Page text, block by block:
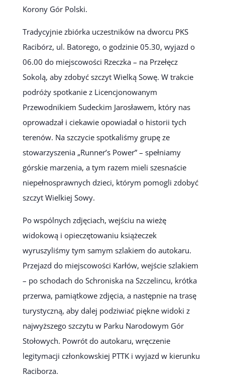
Korony Gór Polski.
Tradycyjnie zbiórka uczestników na dworcu PKS
Racibórz, ul. Batorego, o godzinie 05.30, wyjazd o
06.00 do miejscowości Rzeczka – na Przełęcz
Sokolą, aby zdobyć szczyt Wielką Sowę. W trakcie
podróży spotkanie z Licencjonowanym
Przewodnikiem Sudeckim Jarosławem, który nas
oprowadzał i ciekawie opowiadał o historii tych
terenów. Na szczycie spotkaliśmy grupę ze
stowarzyszenia „Runner’s Power” – spełniamy
górskie marzenia, a tym razem mieli szesnaście
niepełnosprawnych dzieci, którym pomogli zdobyć
szczyt Wielkiej Sowy.
Po wspólnych zdjęciach, wejściu na wieżę
widokową i opieczętowaniu książeczek
wyruszyliśmy tym samym szlakiem do autokaru.
Przejazd do miejscowości Karłów, wejście szlakiem
– po schodach do Schroniska na Szczelincu, krótka
przerwa, pamiątkowe zdjęcia, a następnie na trasę
turystyczną, aby dalej podziwiać piękne widoki z
najwyższego szczytu w Parku Narodowym Gór
Stołowych. Powrót do autokaru, wręczenie
legitymacji członkowskiej PTTK i wyjazd w kierunku
Raciborza.